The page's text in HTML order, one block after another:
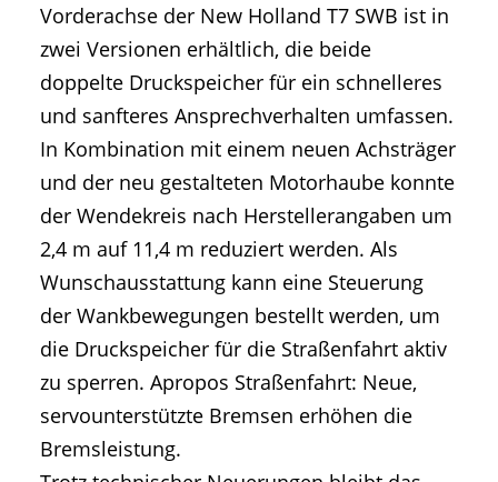
Vorderachse der New Holland T7 SWB ist in
zwei Versionen erhältlich, die beide
doppelte Druckspeicher für ein schnelleres
und sanfteres Ansprechverhalten umfassen.
In Kombination mit einem neuen Achsträger
und der neu gestalteten Motorhaube konnte
der Wendekreis nach Herstellerangaben um
2,4 m auf 11,4 m reduziert werden. Als
Wunschausstattung kann eine Steuerung
der Wankbewegungen bestellt werden, um
die Druckspeicher für die Straßenfahrt aktiv
zu sperren. Apropos Straßenfahrt: Neue,
servounterstützte Bremsen erhöhen die
Bremsleistung.